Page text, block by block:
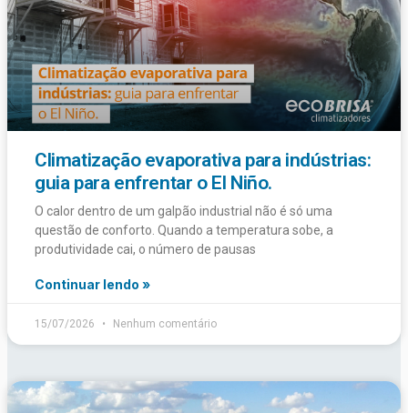
Climatização evaporativa para indústrias:
guia para enfrentar o El Niño.
O calor dentro de um galpão industrial não é só uma
questão de conforto. Quando a temperatura sobe, a
produtividade cai, o número de pausas
Continuar lendo »
15/07/2026 Nenhum comentário